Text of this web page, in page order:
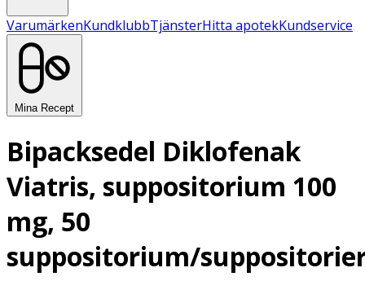
VarumärkenKundklubbTjänsterHitta apotekKundservice
Mina Recept
Bipacksedel Diklofenak
Viatris, suppositorium 100
mg, 50
suppositorium/